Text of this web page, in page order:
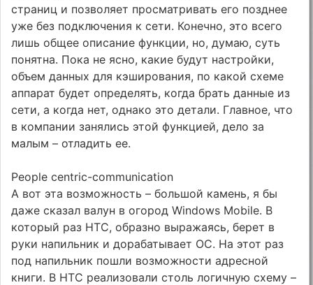
страниц и позволяет просматривать его позднее
уже без подключения к сети. Конечно, это всего
лишь общее описание функции, но, думаю, суть
понятна. Пока не ясно, какие будут настройки,
объем данных для кэширования, по какой схеме
аппарат будет определять, когда брать данные из
сети, а когда нет, однако это детали. Главное, что
в компании занялись этой функцией, дело за
малым – отладить ее.
People centric-communication
А вот эта возможность – большой камень, я бы
даже сказал валун в огород Windows Mobile. В
который раз HTC, образно выражаясь, берет в
руки напильник и дорабатывает ОС. На этот раз
под напильник пошли возможности адресной
книги. В HTC реализовали столь логичную схему –